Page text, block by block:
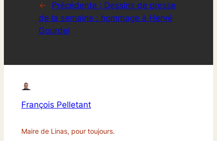
← Précédente : Dessins de presse
de la semaine : hommage à Hervé
Gourdel
François Pelletant
Maire de Linas, pour toujours.